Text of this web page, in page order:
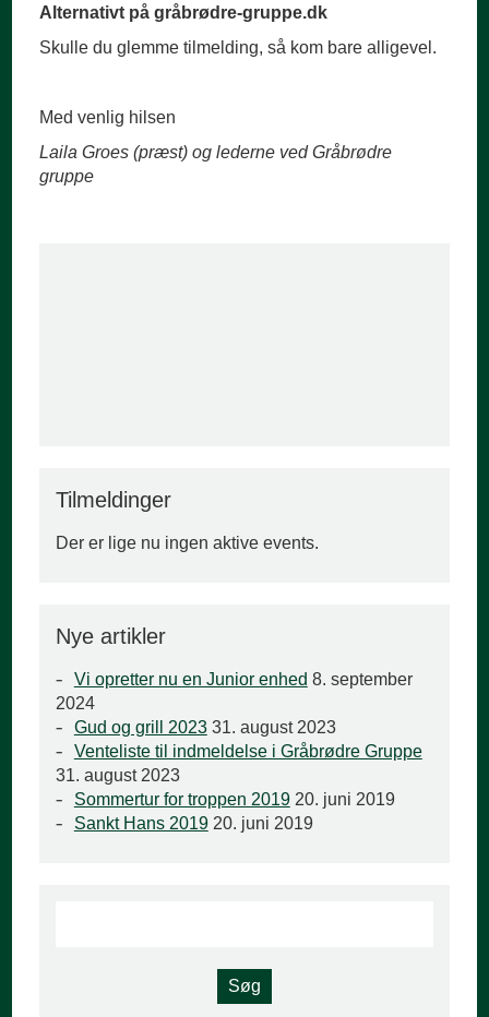
Alternativt på gråbrødre-gruppe.dk
Skulle du glemme tilmelding, så kom bare alligevel.
Med venlig hilsen
Laila Groes (præst) og lederne ved Gråbrødre
gruppe
Tilmeldinger
Der er lige nu ingen aktive events.
Nye artikler
Vi opretter nu en Junior enhed 8. september
2024
Gud og grill 2023 31. august 2023
Venteliste til indmeldelse i Gråbrødre Gruppe
31. august 2023
Sommertur for troppen 2019 20. juni 2019
Sankt Hans 2019 20. juni 2019